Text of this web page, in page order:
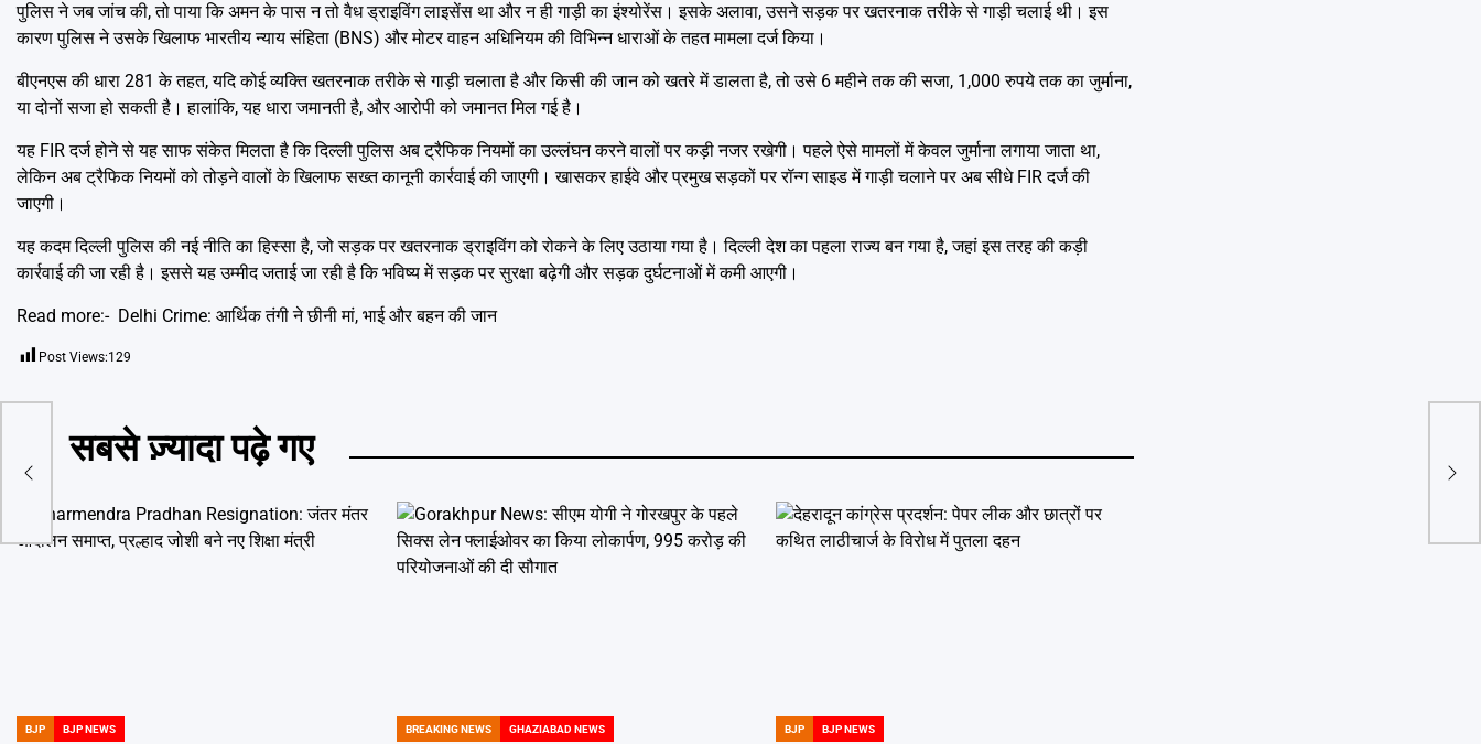
पुलिस ने जब जांच की, तो पाया कि अमन के पास न तो वैध ड्राइविंग लाइसेंस था और न ही गाड़ी का इंश्योरेंस। इसके अलावा, उसने सड़क पर खतरनाक तरीके से गाड़ी चलाई थी। इस
कारण पुलिस ने उसके खिलाफ भारतीय न्याय संहिता (BNS) और मोटर वाहन अधिनियम की विभिन्न धाराओं के तहत मामला दर्ज किया।
बीएनएस की धारा 281 के तहत, यदि कोई व्यक्ति खतरनाक तरीके से गाड़ी चलाता है और किसी की जान को खतरे में डालता है, तो उसे 6 महीने तक की सजा, 1,000 रुपये तक का जुर्माना,
या दोनों सजा हो सकती है। हालांकि, यह धारा जमानती है, और आरोपी को जमानत मिल गई है।
यह FIR दर्ज होने से यह साफ संकेत मिलता है कि दिल्ली पुलिस अब ट्रैफिक नियमों का उल्लंघन करने वालों पर कड़ी नजर रखेगी। पहले ऐसे मामलों में केवल जुर्माना लगाया जाता था,
लेकिन अब ट्रैफिक नियमों को तोड़ने वालों के खिलाफ सख्त कानूनी कार्रवाई की जाएगी। खासकर हाईवे और प्रमुख सड़कों पर रॉन्ग साइड में गाड़ी चलाने पर अब सीधे FIR दर्ज की
जाएगी।
यह कदम दिल्ली पुलिस की नई नीति का हिस्सा है, जो सड़क पर खतरनाक ड्राइविंग को रोकने के लिए उठाया गया है। दिल्ली देश का पहला राज्य बन गया है, जहां इस तरह की कड़ी
कार्रवाई की जा रही है। इससे यह उम्मीद जताई जा रही है कि भविष्य में सड़क पर सुरक्षा बढ़ेगी और सड़क दुर्घटनाओं में कमी आएगी।
Read more:- Delhi Crime: आर्थिक तंगी ने छीनी मां, भाई और बहन की जान
Post Views:129
सबसे ज़्यादा पढ़े गए
POSTED
BJP BJP NEWS
POSTED
BREAKING NEWS GHAZIABAD NEWS
POSTED
BJP BJP NEWS
को